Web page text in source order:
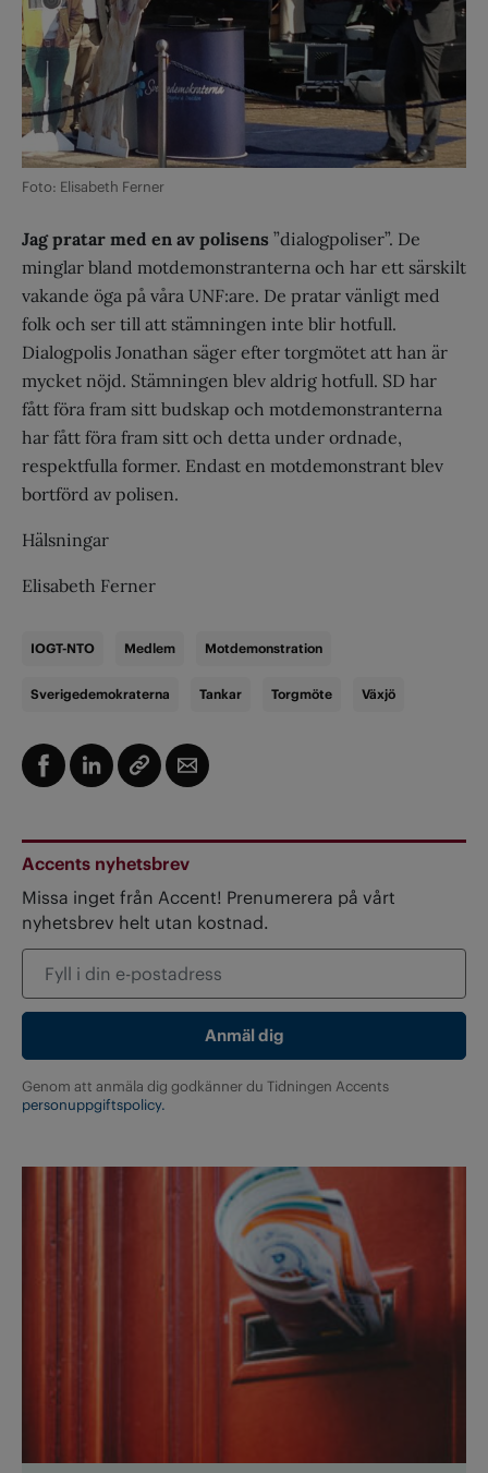
Foto: Elisabeth Ferner
Jag pratar med en av polisens ”dialogpoliser”. De
minglar bland motdemonstranterna och har ett särskilt
vakande öga på våra UNF:are. De pratar vänligt med
folk och ser till att stämningen inte blir hotfull.
Dialogpolis Jonathan säger efter torgmötet att han är
mycket nöjd. Stämningen blev aldrig hotfull. SD har
fått föra fram sitt budskap och motdemonstranterna
har fått föra fram sitt och detta under ordnade,
respektfulla former. Endast en motdemonstrant blev
bortförd av polisen.
Hälsningar
Elisabeth Ferner
IOGT-NTO Medlem Motdemonstration
Sverigedemokraterna Tankar Torgmöte Växjö
Accents nyhetsbrev
Missa inget från Accent! Prenumerera på vårt
nyhetsbrev helt utan kostnad.
Genom att anmäla dig godkänner du Tidningen Accents
personuppgiftspolicy.